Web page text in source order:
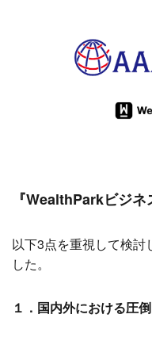
『WealthParkビジ
以下3点を重視して検討
した。
１．国内外における圧